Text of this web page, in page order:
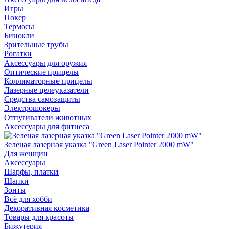
Игры
Покер
Термосы
Бинокли
Зрительные трубы
Рогатки
Аксессуары для оружия
Оптические прицелы
Коллиматорные прицелы
Лазерные целеуказатели
Средства самозащиты
Электрошокеры
Отпугиватели животных
Аксессуары для фитнеса
Зеленая лазерная указка "Green Laser Pointer 2000 mW"
Для женщин
Аксессуары
Шарфы, платки
Шапки
Зонты
Всё для хобби
Декоративная косметика
Товары для красоты
Бижутерия